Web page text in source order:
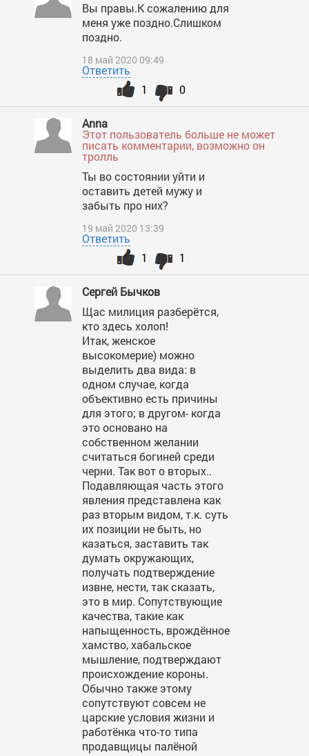
Вы правы.К сожалению для
меня уже поздно.Слишком
поздно.
18 май 2020 09:49
Ответить
0
1
Anna
Этот пользователь больше не может
писать комментарии, возможно он
тролль
Ты во состоянии уйти и
оставить детей мужу и
забыть про них?
19 май 2020 13:39
Ответить
1
1
Сергей Бычков
Щас милиция разберётся,
кто здесь холоп!
Итак, женское
высокомерие) можно
выделить два вида: в
одном случае, когда
объективно есть причины
для этого; в другом- когда
это основано на
собственном желании
считаться богиней среди
черни. Так вот о вторых..
Подавляющая часть этого
явления представлена как
раз вторым видом, т.к. суть
их позиции не быть, но
казаться, заставить так
думать окружающих,
получать подтверждение
извне, нести, так сказать,
это в мир. Сопутствующие
качества, такие как
напыщенность, врождённое
хамство, хабальское
мышление, подтверждают
происхождение короны.
Обычно также этому
сопутствуют совсем не
царские условия жизни и
работёнка что-то типа
продавщицы палёной